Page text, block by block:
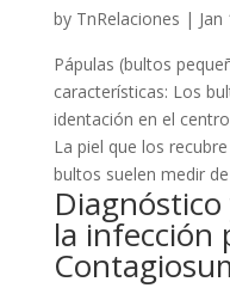
by TnRelaciones | Jan
Pápulas (bultos
características: Los
identación en el
La piel que los
bultos suelen medir
la infección